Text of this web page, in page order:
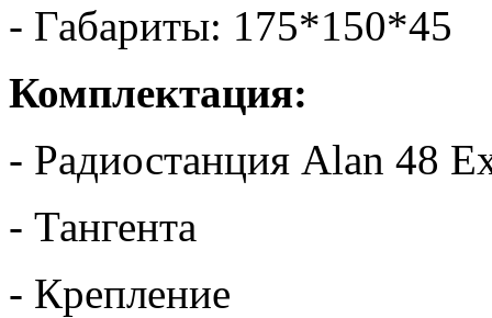
- Габариты: 175*150*45
Комплектация:
- Радиостанция Alan 48
- Тангента
- Крепление